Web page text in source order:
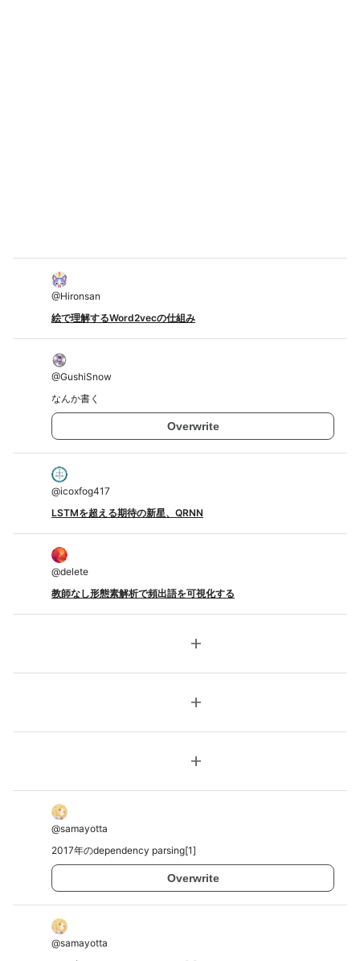
@Hironsan
絵で理解するWord2vecの仕組み
@GushiSnow
なんか書く
Overwrite
@icoxfog417
LSTMを超える期待の新星、QRNN
@delete
教師なし形態素解析で頻出語を可視化する
add
add
add
@samayotta
2017年のdependency parsing[1]
Overwrite
@samayotta